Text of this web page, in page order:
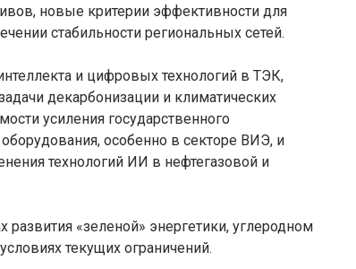
новые критерии эффективности для
стабильности региональных сетей.
и цифровых технологий в ТЭК,
декарбонизации и климатических
усиления государственного
особенно в секторе ВИЭ, и
технологий ИИ в нефтегазовой и
«зеленой» энергетики, углеродном
текущих ограничений.